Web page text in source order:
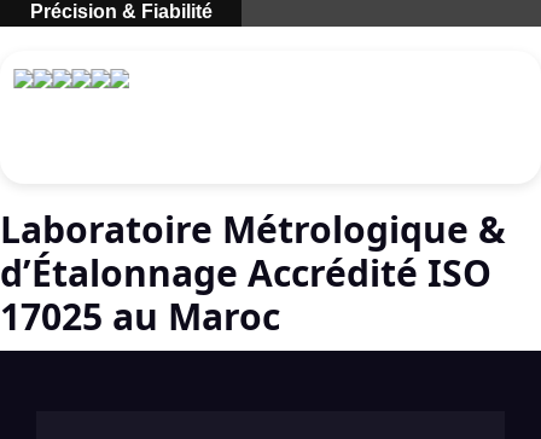
Précision & Fiabilité
Laboratoire Métrologique &
d’Étalonnage Accrédité ISO
17025 au Maroc